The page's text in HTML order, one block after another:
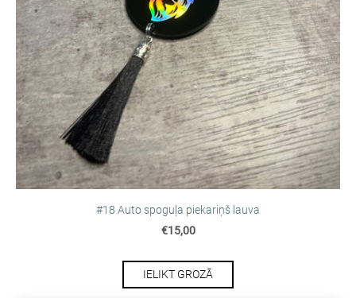
#18 Auto spoguļa piekariņš lauva
€15,00
IELIKT GROZĀ